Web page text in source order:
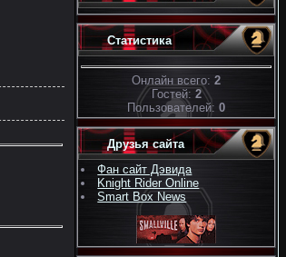
Статистика
Онлайн всего: 2
Гостей: 2
Пользователей: 0
Друзья сайта
Фан сайт Дэвида
Knight Rider Online
Smart Box News